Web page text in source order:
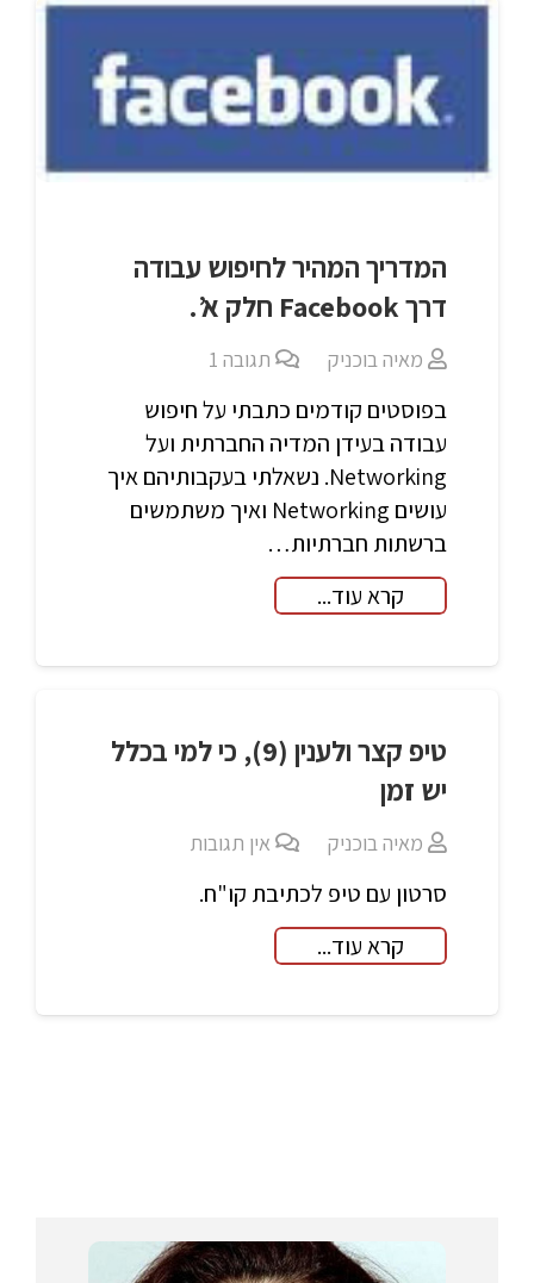
המדריך המהיר לחיפוש עבודה
דרך Facebook חלק א’.
מאיה בוכניק תגובה1
בפוסטים קודמים כתבתי על חיפוש
עבודה בעידן המדיה החברתית ועל
Networking. נשאלתי בעקבותיהם איך
עושים Networking ואיך משתמשים
ברשתות חברתיות…
קרא עוד...
טיפ קצר ולענין (9), כי למי בכלל
יש זמן
מאיה בוכניק אין תגובות
סרטון עם טיפ לכתיבת קו"ח.
קרא עוד...